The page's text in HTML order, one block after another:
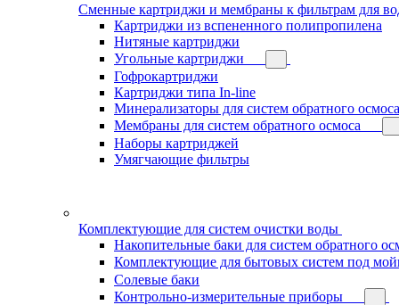
Сменные картриджи и мембраны к фильтрам для
Картриджи из вспененного полипропилена
Нитяные картриджи
Угольные картриджи
Гофрокартриджи
Картриджи типа In-line
Минерализаторы для систем обратного осмоса
Мембраны для систем обратного осмоса
Наборы картриджей
Умягчающие фильтры
Комплектующие для систем очистки воды
Накопительные баки для систем обратного
Комплектующие для бытовых систем под
Солевые баки
Контрольно-измерительные приборы